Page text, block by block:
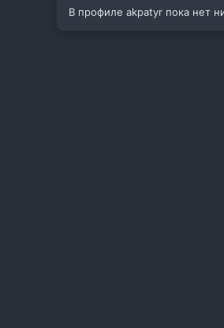
В профиле akpatyr пока нет